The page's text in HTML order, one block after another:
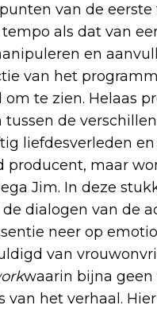
van de
als dat van
en
van het
te zien. Helaas
de
liefdesverleden
producent, maar
Jim. In deze
dialogen van de
neer op
van
waarin bijna
van het verhaal.